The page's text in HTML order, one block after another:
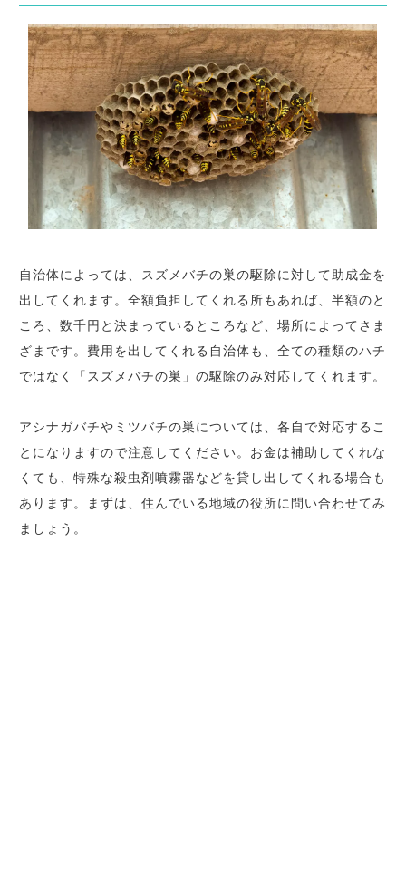
自治体によっては、スズメバチの巣の駆除に対して助成金を
出してくれます。全額負担してくれる所もあれば、半額のと
ころ、数千円と決まっているところなど、場所によってさま
ざまです。費用を出してくれる自治体も、全ての種類のハチ
ではなく「スズメバチの巣」の駆除のみ対応してくれます。
アシナガバチやミツバチの巣については、各自で対応するこ
とになりますので注意してください。お金は補助してくれな
くても、特殊な殺虫剤噴霧器などを貸し出してくれる場合も
あります。まずは、住んでいる地域の役所に問い合わせてみ
ましょう。